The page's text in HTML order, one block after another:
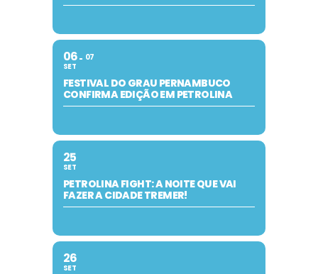
06
SET
07
FESTIVAL DO GRAU PERNAMBUCO
CONFIRMA EDIÇÃO EM PETROLINA
25
SET
PETROLINA FIGHT: A NOITE QUE VAI
FAZER A CIDADE TREMER!
26
SET